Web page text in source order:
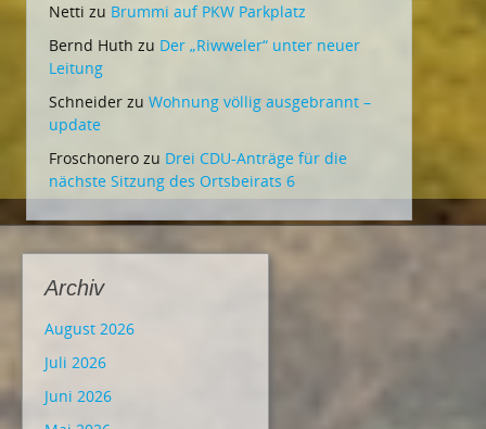
Netti zu Brummi auf PKW Parkplatz
Bernd Huth zu Der „Riwweler“ unter neuer
Leitung
Schneider zu Wohnung völlig ausgebrannt –
update
Froschonero zu Drei CDU-Anträge für die
nächste Sitzung des Ortsbeirats 6
Archiv
August 2026
Juli 2026
Juni 2026